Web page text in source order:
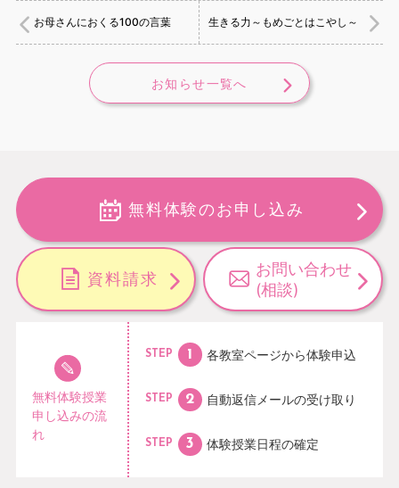
お母さんにおくる100の言葉 生きる力～もめごとはこやし～
お知らせ一覧へ
無料体験のお申し込み
資料請求
お問い合わせ
(相談)
無料体験授業
申し込みの流
れ
STEP 各教室ページから体験申込
STEP 自動返信メールの受け取り
STEP 体験授業日程の確定